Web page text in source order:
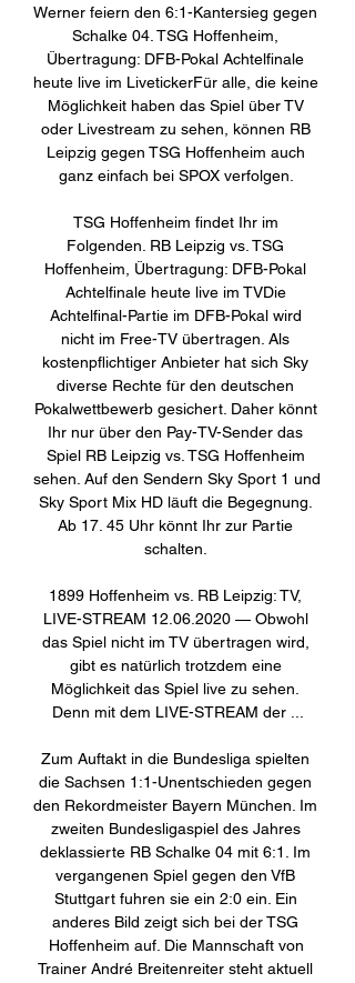
Werner feiern den 6:1-Kantersieg gegen
Schalke 04. TSG Hoffenheim,
Übertragung: DFB-Pokal Achtelfinale
heute live im LivetickerFür alle, die keine
Möglichkeit haben das Spiel über TV
oder Livestream zu sehen, können RB
Leipzig gegen TSG Hoffenheim auch
ganz einfach bei SPOX verfolgen.
TSG Hoffenheim findet Ihr im
Folgenden. RB Leipzig vs. TSG
Hoffenheim, Übertragung: DFB-Pokal
Achtelfinale heute live im TVDie
Achtelfinal-Partie im DFB-Pokal wird
nicht im Free-TV übertragen. Als
kostenpflichtiger Anbieter hat sich Sky
diverse Rechte für den deutschen
Pokalwettbewerb gesichert. Daher könnt
Ihr nur über den Pay-TV-Sender das
Spiel RB Leipzig vs. TSG Hoffenheim
sehen. Auf den Sendern Sky Sport 1 und
Sky Sport Mix HD läuft die Begegnung.
Ab 17. 45 Uhr könnt Ihr zur Partie
schalten.
1899 Hoffenheim vs. RB Leipzig: TV,
LIVE-STREAM 12.06.2020 — Obwohl
das Spiel nicht im TV übertragen wird,
gibt es natürlich trotzdem eine
Möglichkeit das Spiel live zu sehen.
Denn mit dem LIVE-STREAM der ...
Zum Auftakt in die Bundesliga spielten
die Sachsen 1:1-Unentschieden gegen
den Rekordmeister Bayern München. Im
zweiten Bundesligaspiel des Jahres
deklassierte RB Schalke 04 mit 6:1. Im
vergangenen Spiel gegen den VfB
Stuttgart fuhren sie ein 2:0 ein. Ein
anderes Bild zeigt sich bei der TSG
Hoffenheim auf. Die Mannschaft von
Trainer André Breitenreiter steht aktuell